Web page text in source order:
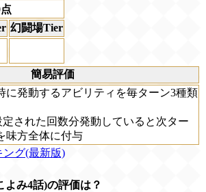
幻闘場Tier
簡易評価
に発動するアビリティを毎ターン3種類
された回数分発動していると次ター
味方全体に付与
グ(最新版)
よみ4話)の評価は？